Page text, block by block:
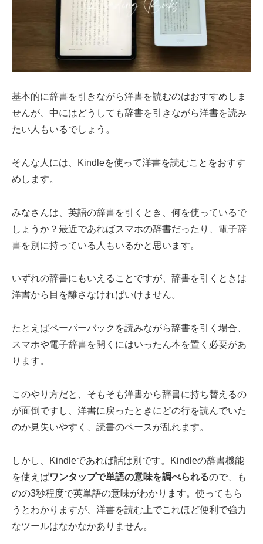
基本的に辞書を引きながら洋書を読むのはおすすめしま
せんが、中にはどうしても辞書を引きながら洋書を読み
たい人もいるでしょう。
そんな人には、Kindleを使って洋書を読むことをおすす
めします。
みなさんは、英語の辞書を引くとき、何を使っているで
しょうか？最近であればスマホの辞書だったり、電子辞
書を別に持っている人もいるかと思います。
いずれの辞書にもいえることですが、辞書を引くときは
洋書から目を離さなければいけません。
たとえばペーパーバックを読みながら辞書を引く場合、
スマホや電子辞書を開くにはいったん本を置く必要があ
ります。
このやり方だと、そもそも洋書から辞書に持ち替えるの
が面倒ですし、洋書に戻ったときにどの行を読んでいた
のか見失いやすく、読書のペースが乱れます。
しかし、Kindleであれば話は別です。Kindleの辞書機能
を使えばワンタップで単語の意味を調べられるので、も
のの3秒程度で英単語の意味がわかります。使ってもら
うとわかりますが、洋書を読む上でこれほど便利で強力
なツールはなかなかありません。